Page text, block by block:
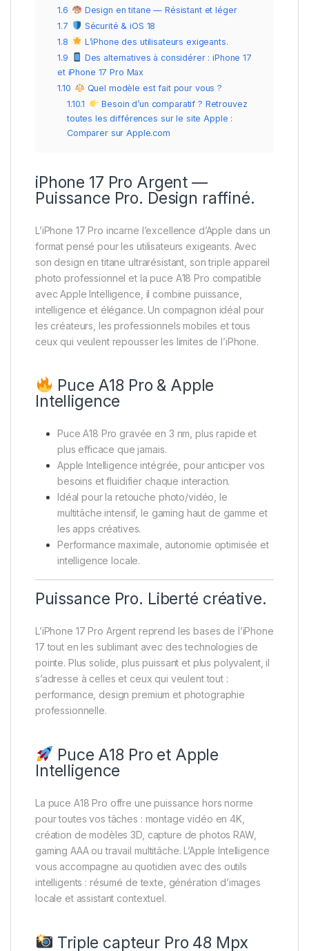
1.6
Design en titane — Résistant et léger
1.7
Sécurité & iOS 18
1.8
L’iPhone des utilisateurs exigeants.
1.9
Des alternatives à considérer : iPhone 17
et iPhone 17 Pro Max
1.10
Quel modèle est fait pour vous ?
1.10.1
Besoin d’un comparatif ? Retrouvez
toutes les différences sur le site Apple :
Comparer sur Apple.com
iPhone 17 Pro Argent —
Puissance Pro. Design raffiné.
L’iPhone 17 Pro incarne l’excellence d’Apple dans un
format pensé pour les utilisateurs exigeants. Avec
son design en titane ultrarésistant, son triple appareil
photo professionnel et la puce A18 Pro compatible
avec Apple Intelligence, il combine puissance,
intelligence et élégance. Un compagnon idéal pour
les créateurs, les professionnels mobiles et tous
ceux qui veulent repousser les limites de l’iPhone.
Puce A18 Pro & Apple
Intelligence
Puce A18 Pro gravée en 3 nm, plus rapide et
plus efficace que jamais.
Apple Intelligence intégrée, pour anticiper vos
besoins et fluidifier chaque interaction.
Idéal pour la retouche photo/vidéo, le
multitâche intensif, le gaming haut de gamme et
les apps créatives.
Performance maximale, autonomie optimisée et
intelligence locale.
Puissance Pro. Liberté créative.
L’iPhone 17 Pro Argent reprend les bases de l’iPhone
17 tout en les sublimant avec des technologies de
pointe. Plus solide, plus puissant et plus polyvalent, il
s’adresse à celles et ceux qui veulent tout :
performance, design premium et photographie
professionnelle.
Puce A18 Pro et Apple
Intelligence
La puce A18 Pro offre une puissance hors norme
pour toutes vos tâches : montage vidéo en 4K,
création de modèles 3D, capture de photos RAW,
gaming AAA ou travail multitâche. L’Apple Intelligence
vous accompagne au quotidien avec des outils
intelligents : résumé de texte, génération d’images
locale et assistant contextuel.
Triple capteur Pro 48 Mpx